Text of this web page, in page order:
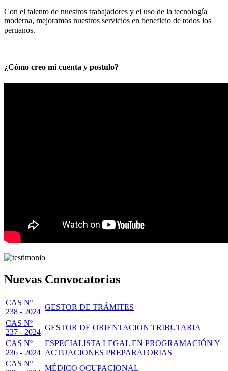
Con el talento de nuestros trabajadores y el uso de la tecnología
moderna, mejoramos nuestros servicios en beneficio de todos los
peruanos.
¿Cómo creo mi cuenta y postulo?
Nuevas Convocatorias
CAS Nº
238 - 2024
GESTOR DE TRÁMITES
CAS Nº
237 - 2024
GESTOR DE ORIENTACIÓN TRIBUTARIA
CAS Nº
236 - 2024
ESPECIALISTA LEGAL EN PROGRAMACIÓN Y
ACTUACIONES PREPARATORIAS
CAS Nº
MÉDICO OCUPACIONAL